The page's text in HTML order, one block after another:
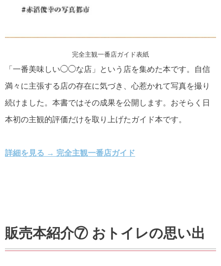
完全主観一番店ガイド表紙
「一番美味しい◯◯な店」という店を集めた本です。自信
満々に主張する店の存在に気づき、心惹かれて写真を撮り
続けました。本書ではその成果を公開します。おそらく日
本初の主観的評価だけを取り上げたガイド本です。
詳細を見る → 完全主観一番店ガイド
販売本紹介⑦ おトイレの思い出